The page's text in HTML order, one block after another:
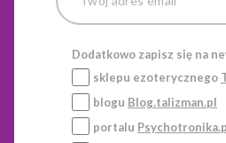
Dodatkowo zapisz się na
sklepu ezoterycznego
blogu Blog.talizman.pl
portalu